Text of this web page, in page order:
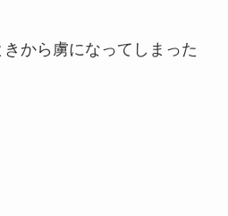
から虜になってしまった